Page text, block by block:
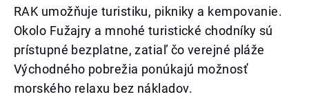
RAK umožňuje turistiku, pikniky a kempovanie.
Okolo Fužajry a mnohé turistické chodníky sú
prístupné bezplatne, zatiaľ čo verejné pláže
Východného pobrežia ponúkajú možnosť
morského relaxu bez nákladov.